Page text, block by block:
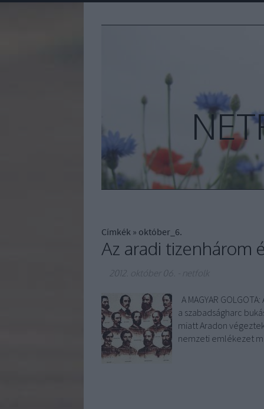
Címkék » október_6.
Az aradi tizenhárom
2012. október 06. netfolk
A MAGYAR
a szabadságharc
miatt Aradon
nemzeti emlékezet